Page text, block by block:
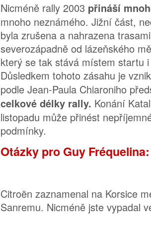
Nicméně rally 2003 přináší
mnoho neznámého. Jižní část,
byla zrušena a nahrazena
severozápadně od lázeňského
který se tak stává místem startu
Důsledkem tohoto zásahu je
podle Jean-Paula Chiaroniho
celkové délky rally. Konání
listopadu může přinést
podmínky.
Otázky pro Guy Fréquelina:
Citroën zaznamenal na Korsice
Sanremu. Nicméně jste vypadal